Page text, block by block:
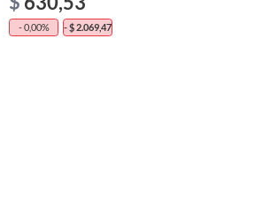
- 0,00% - $ 2.069,47